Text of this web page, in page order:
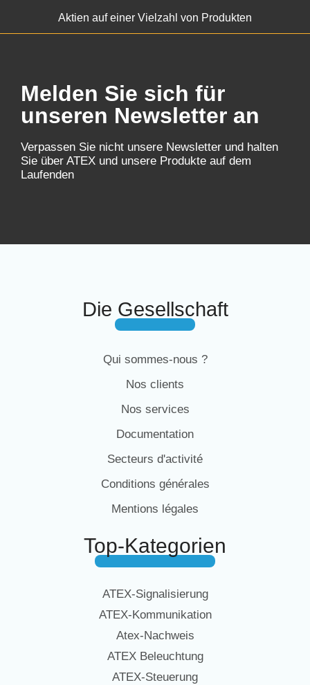
Aktien auf einer Vielzahl von Produkten
Melden Sie sich für
unseren Newsletter an
Verpassen Sie nicht unsere Newsletter und halten
Sie über ATEX und unsere Produkte auf dem
Laufenden
Die Gesellschaft
Qui sommes-nous ?
Nos clients
Nos services
Documentation
Secteurs d'activité
Conditions générales
Mentions légales
Top-Kategorien
ATEX-Signalisierung
ATEX-Kommunikation
Atex-Nachweis
ATEX Beleuchtung
ATEX-Steuerung